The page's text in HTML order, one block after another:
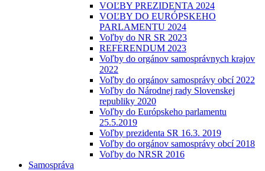
VOĽBY PREZIDENTA 2024
VOĽBY DO EURÓPSKEHO
PARLAMENTU 2024
Voľby do NR SR 2023
REFERENDUM 2023
Voľby do orgánov samosprávnych krajov
2022
Voľby do orgánov samosprávy obcí 2022
Voľby do Národnej rady Slovenskej
republiky 2020
Voľby do Európskeho parlamentu
25.5.2019
Voľby prezidenta SR 16.3. 2019
Voľby do orgánov samosprávy obcí 2018
Voľby do NRSR 2016
Samospráva